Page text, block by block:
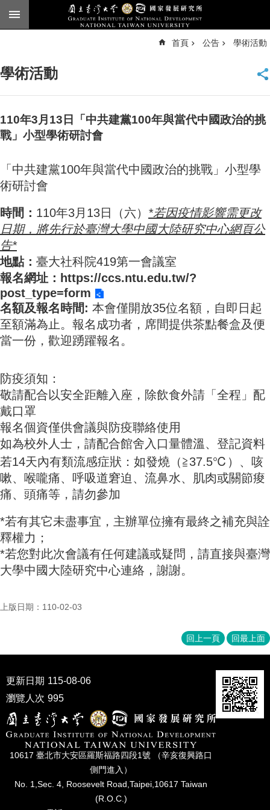
跳到主要內容區塊
臺
頁
English
告
本
所
簡
介
本
所
成
員
博
士
班
士
班
在
職
專
班
術
研
國
家
發
展
期
試
區
所
學
會
首頁 公告 學術活動
學術活動
110年3月13日「中共建黨100年與當代中國政治的挑
戰」小型學術研討會
「中共建黨100年與當代中國政治的挑戰」小型學
術研討會
時間： 110年3月13日（六） *若因疫情影響需更改
日期，將先行於臺灣大學中國大陸研究中心網頁公
告*
地點： 臺大社科院419第一會議室
報名網址： https://ccs.ntu.edu.tw/?
post_type=form
名額及報名時間: 本會僅開放35位名額，自即日起
至額滿為止。報名成功者，席間提供茶點餐盒及便
當一份，歡迎踴躍報名。
防疫須知：
敬請配合以安全距離入座，除飲食外請「全程」配
戴口罩
報名個資僅供會議與防疫聯絡使用
如為校外人士，請配合館舍入口量體溫、登記資料
若14天內有類流感症狀：如發燒（≧37.5℃）、咳
嗽、喉嚨痛、呼吸道窘迫、流鼻水、肌肉或關節痠
痛、頭痛等，請勿參加
*若有其它未盡事宜，主辦單位擁有最終之補充與詮
釋權力；
*若您對此次會議有任何建議或疑問，請直接與臺灣
大學中國大陸研究中心連絡，謝謝。
上版日期：110-02-03
回上一頁 回最上面
更新日期 115-08-06
瀏覽人次 995
10617 臺北市⼤安區羅斯福路四段1號 （辛亥復興路⼝
側⾨進入）
No. 1,Sec. 4, Roosevelt Road,Taipei,10617 Taiwan
(R.O.C.)